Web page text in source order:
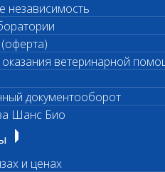
независимость
ветеринарной
документооборот
Шанс Био
и ценах
И МАТЕРИАЛА
ПРИЕМ